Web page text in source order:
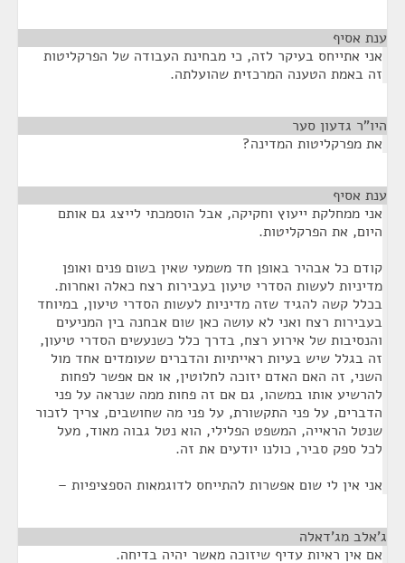
ענת אסיף
אני אתייחס בעיקר לזה, כי מבחינת העבודה של הפרקליטות
זה באמת הטענה המרכזית שהועלתה.
היו"ר גדעון סער
את מפרקליטות המדינה?
ענת אסיף
אני ממחלקת ייעוץ וחקיקה, אבל הוסמכתי לייצג גם אותם
היום, את הפרקליטות.
קודם כל אבהיר באופן חד משמעי שאין בשום פנים ואופן
מדיניות לעשות הסדרי טיעון בעבירות רצח כאלה ואחרות.
בכלל קשה להגיד שזה מדיניות לעשות הסדרי טיעון, במיוחד
בעבירות רצח ואני לא עושה כאן שום אבחנה בין המניעים
והנסיבות של אירוע רצח, בדרך כלל כשנעשים הסדרי טיעון,
זה בגלל שיש בעיות ראייתיות והדברים שעומדים אחד מול
השני, זה האם האדם יזוכה לחלוטין, או אם אפשר לפחות
להרשיע אותו במשהו, גם אם זה פחות ממה שנראה על פני
הדברים, על פני התקשורת, על פני מה שחושבים, צריך לזכור
שנטל הראייה, המשפט הפלילי, הוא נטל גבוה מאוד, מעל
לכל ספק סביר, כולנו יודעים את זה.
אני אין לי שום אפשרות להתייחס לדוגמאות הספציפיות –
ג'אלב מג'דאלה
אם אין ראיות עדיף שיזוכה מאשר יהיה בדיחה.